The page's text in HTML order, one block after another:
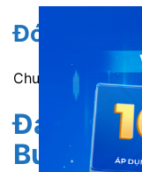
Đón/trả tại
Chưa hỗ trợ trung
Đánh giá
Bus từ